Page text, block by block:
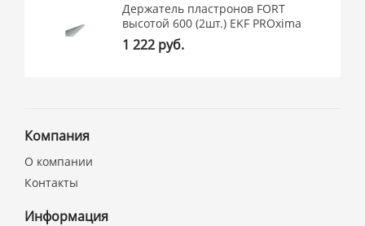
Держатель пластронов FORT
высотой 600 (2шт.) EKF PROxima
1 222 руб.
Компания
О компании
Контакты
Информация